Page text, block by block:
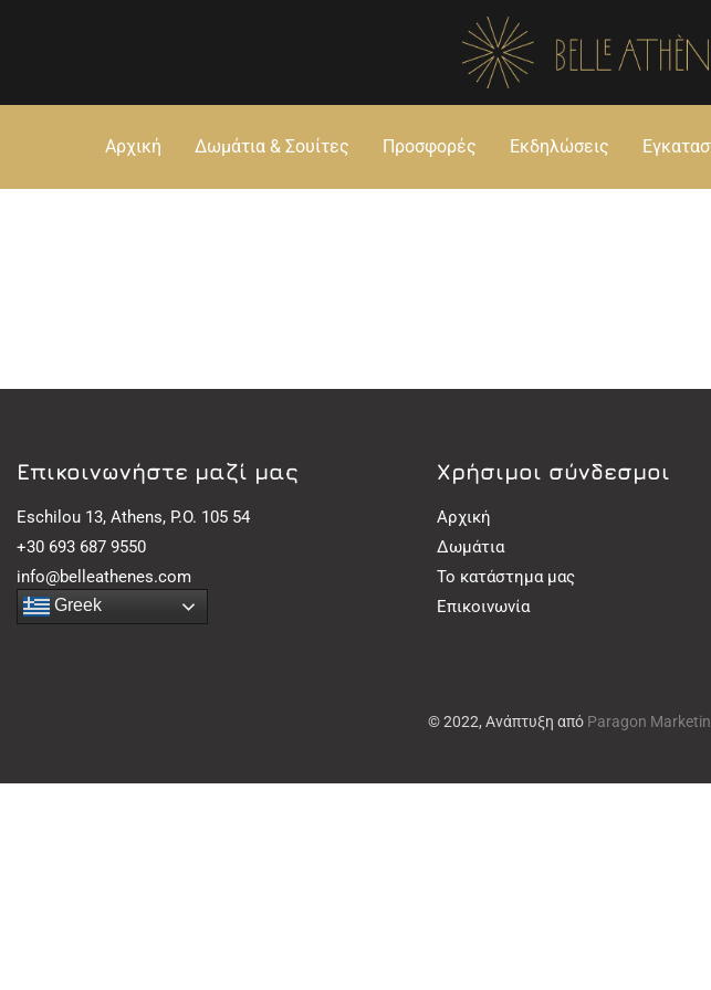
Αρχική Δωμάτια & Σουίτες Προσφορές Εκδηλώσεις
Eπικοινωνήστε μαζί μας
Eschilou 13, Athens, P.O. 105 54
+30 693 687 9550
info@belleathenes.com
Greek
Χρήσιμοι σύνδεσμοι
Αρχική
Δωμάτια
Το κατάστημα μας
Επικοινωνία
© 2022, Ανάπτυξη από Paragon